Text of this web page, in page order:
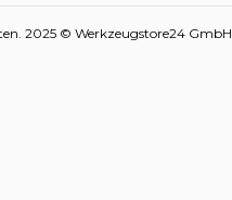
2025 © Werkzeugstore24 GmbH